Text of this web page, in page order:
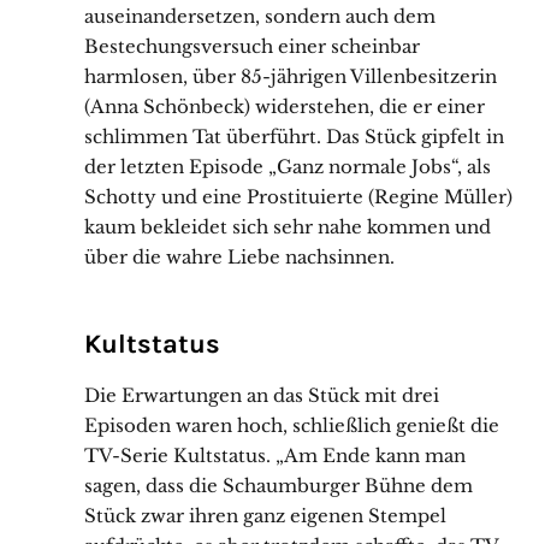
auseinandersetzen, sondern auch dem
Bestechungsversuch einer scheinbar
harmlosen, über 85-jährigen Villenbesitzerin
(Anna Schönbeck) widerstehen, die er einer
schlimmen Tat überführt. Das Stück gipfelt in
der letzten Episode „Ganz normale Jobs“, als
Schotty und eine Prostituierte (Regine Müller)
kaum bekleidet sich sehr nahe kommen und
über die wahre Liebe nachsinnen.
Kultstatus
Die Erwartungen an das Stück mit drei
Episoden waren hoch, schließlich genießt die
TV-Serie Kultstatus. „Am Ende kann man
sagen, dass die Schaumburger Bühne dem
Stück zwar ihren ganz eigenen Stempel